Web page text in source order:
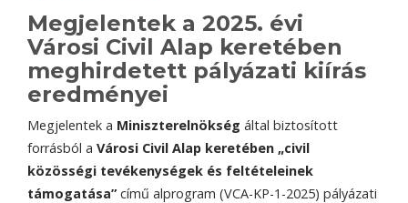
Megjelentek a 2025. évi
Városi Civil Alap keretében
meghirdetett pályázati kiírás
eredményei
Megjelentek a Miniszterelnökség által biztosított
forrásból a Városi Civil Alap keretében „civil
közösségi tevékenységek és feltételeinek
támogatása” című alprogram (VCA-KP-1-2025) pályázati